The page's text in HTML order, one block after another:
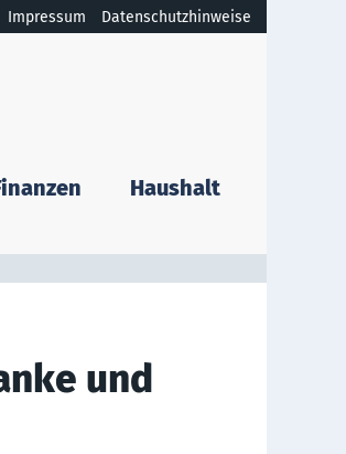
Impressum Datenschutzhinweise
Haushalt
und